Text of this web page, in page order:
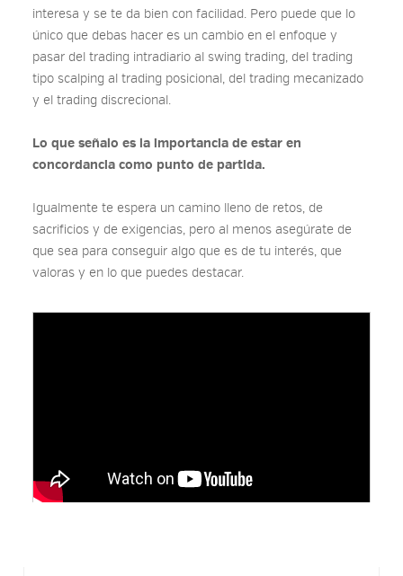
interesa y se te da bien con facilidad. Pero puede que lo
único que debas hacer es un cambio en el enfoque y
pasar del trading intradiario al swing trading, del trading
tipo scalping al trading posicional, del trading mecanizado
y el trading discrecional.
Lo que señalo es la importancia de estar en
concordancia como punto de partida.
Igualmente te espera un camino lleno de retos, de
sacrificios y de exigencias, pero al menos asegúrate de
que sea para conseguir algo que es de tu interés, que
valoras y en lo que puedes destacar.